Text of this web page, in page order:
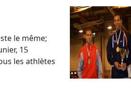
le même;
15
les athlètes